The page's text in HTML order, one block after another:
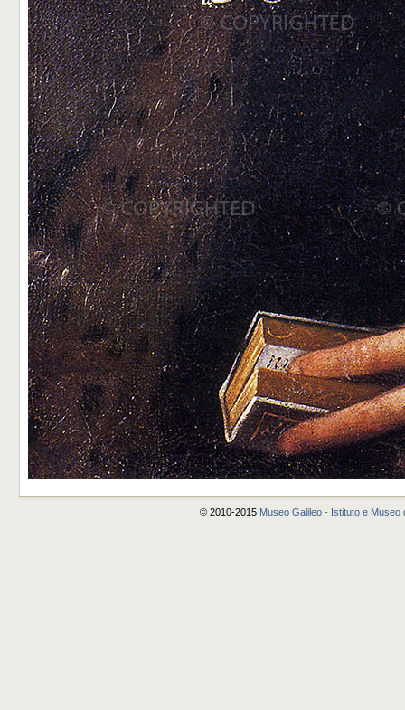
© 2010-2015 Museo Galileo - Istituto e Museo